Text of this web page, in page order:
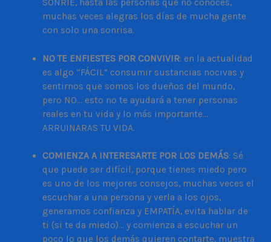
SONRIE, hasta las personas que no conoces,
muchas veces alegras los días de mucha gente
con solo una sonrisa.
NO TE ENFIESTES POR CONVIVIR: en la actualidad
es algo “FÁCIL” consumir sustancias nocivas y
sentirnos que somos los dueños del mundo,
pero NO… esto no te ayudará a tener personas
reales en tu vida y lo más importante…
ARRUINARAS TU VIDA.
COMIENZA A INTERESARTE POR LOS DEMÁS: Sé
que puede ser difícil, porque tienes miedo pero
es uno de los mejores consejos, muchas veces el
escuchar a una persona y verla a los ojos,
generamos confianza y EMPATÍA, evita hablar de
ti (si te da miedo)… y comienza a escuchar un
poco lo que los demás quieren contarte, muestra